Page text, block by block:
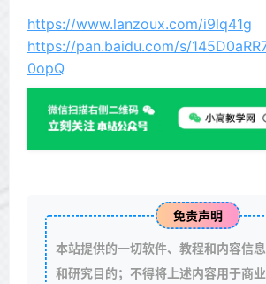
https://www.lanzoux.com/i9lq41g
https://pan.baidu.com/s/
0opQ
免责声明
本站提供的一切软件、教程和内容信
和研究目的；不得将上述内容用于商